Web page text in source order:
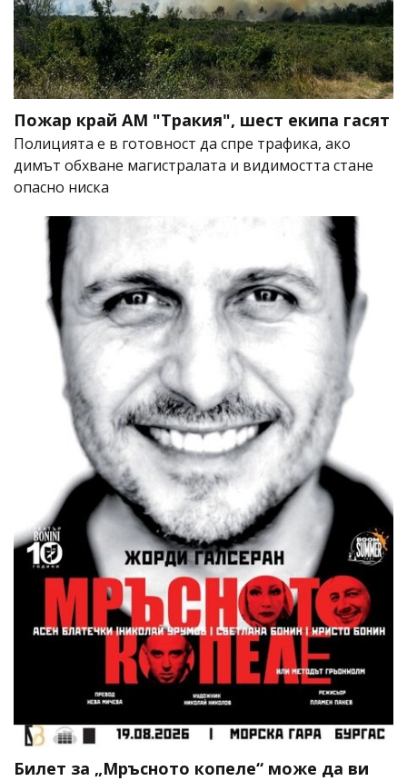
Пожар край АМ "Тракия", шест екипа гасят
Полицията е в готовност да спре трафика, ако
димът обхване магистралата и видимостта стане
опасно ниска
Билет за „Мръсното копеле“ може да ви